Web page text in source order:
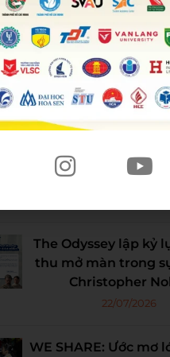
mới nhất
phim được kỳ vọng
lại thời kỳ đỉnh
The Odyssey lập kỷ
thu mở màn trong
Christopher
22/07/2026
WE SHARE: Ước mơ